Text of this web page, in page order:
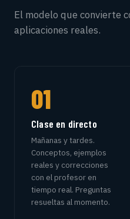
El modelo que convierte
aplicaciones reales.
01
Clase en directo
Mañanas y tardes.
Conceptos, ejemplos
reales y correcciones
con el profesor en
tiempo real. Preguntas
resueltas al momento.